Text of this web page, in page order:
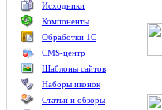
Исходники
Компоненты
Обработки 1С
CMS-центр
Шаблоны сайтов
Наборы иконок
Статьи и обзоры